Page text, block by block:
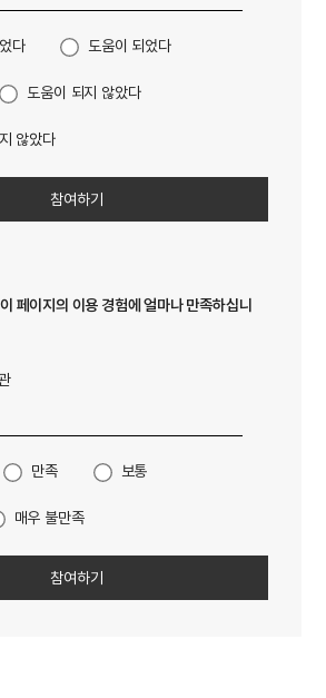
다 도움이 되었다
도움이 되지 않았다
않았다
페이지의 이용 경험에 얼마나 만족하십니
만족 보통
매우 불만족